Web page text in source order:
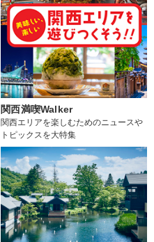
関西満喫Walker
関西エリアを楽しむためのニュースや
トピックスを大特集